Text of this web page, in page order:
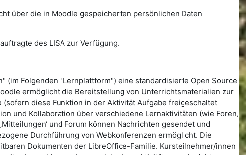
über die in Moodle gespeicherten persönlichen Daten
des LISA zur Verfügung.
(im Folgenden "Lernplattform") eine standardisierte Open Source
ermöglicht die Bereitstellung von Unterrichtsmaterialien zur
diese Funktion in der Aktivität Aufgabe freigeschaltet
und Kollaboration über verschiedene Lernaktivitäten (wie Foren,
und Forum können Nachrichten gesendet und
Durchführung von Webkonferenzen ermöglicht. Die
Dokumenten der LibreOffice-Familie. Kursteilnehmer/innen